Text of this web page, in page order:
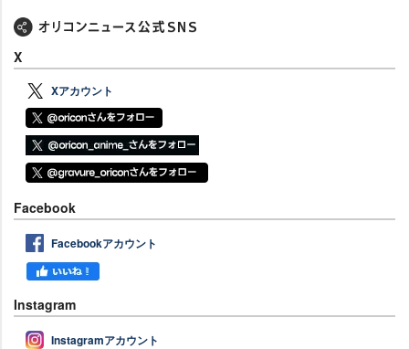
X
Xアカウント
Facebook
Facebookアカウント
Instagram
Instagramアカウント